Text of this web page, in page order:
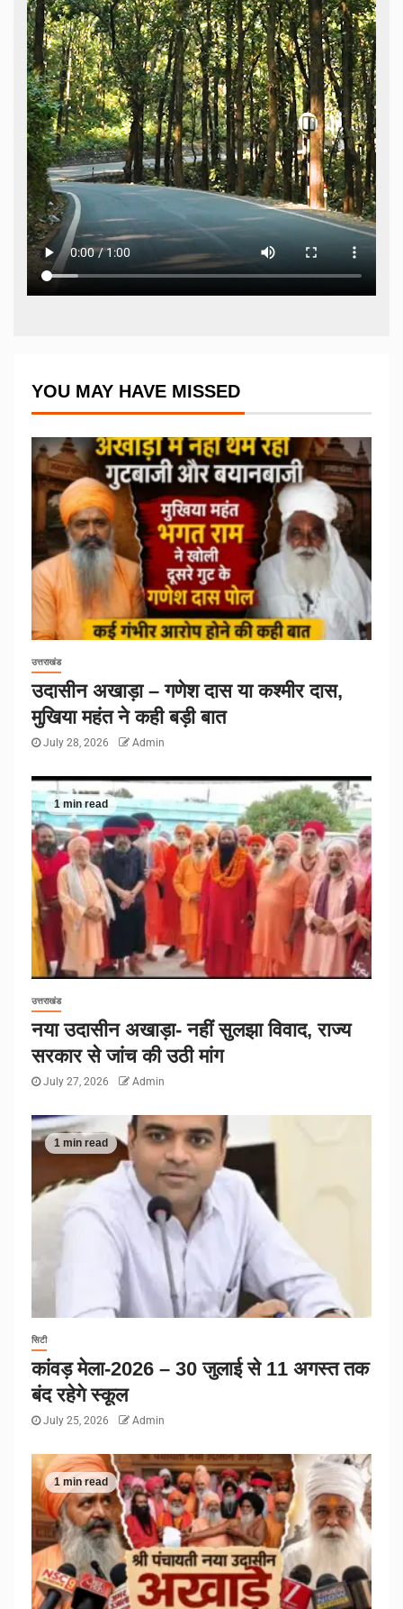
YOU MAY HAVE MISSED
उत्तराखंड
उदासीन अखाड़ा – गणेश दास या कश्मीर दास,
मुखिया महंत ने कही बड़ी बात
July 28, 2026 Admin
1 min read
उत्तराखंड
नया उदासीन अखाड़ा- नहीं सुलझा विवाद, राज्य
सरकार से जांच की उठी मांग
July 27, 2026 Admin
1 min read
सिटी
कांवड़ मेला-2026 – 30 जुलाई से 11 अगस्त तक
बंद रहेगे स्कूल
July 25, 2026 Admin
1 min read